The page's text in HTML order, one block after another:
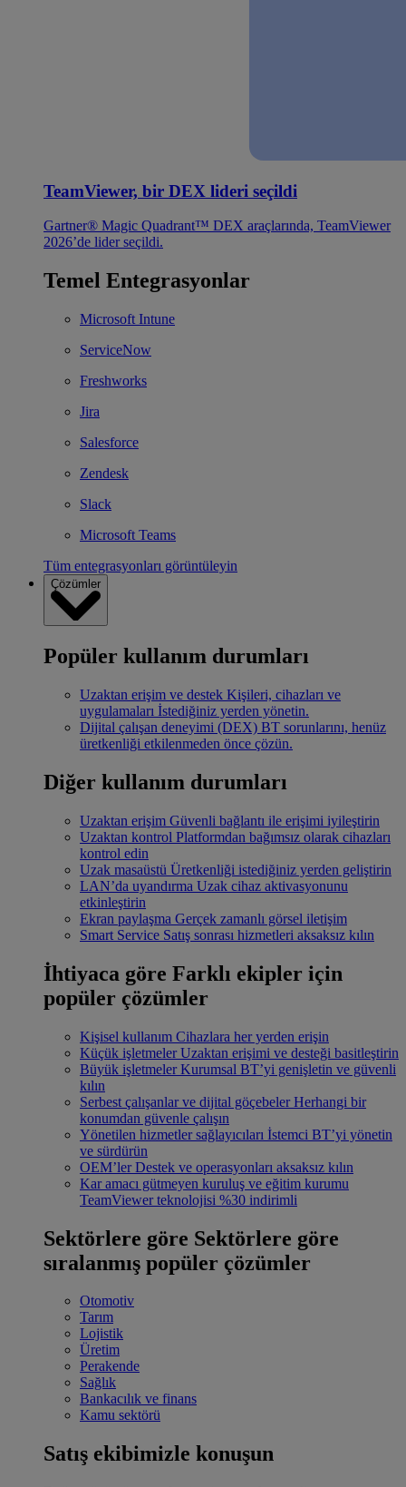
TeamViewer, bir DEX lideri seçildi
Gartner® Magic Quadrant™ DEX araçlarında, TeamViewer
2026’de lider seçildi.
Temel Entegrasyonlar
Microsoft Intune
ServiceNow
Freshworks
Jira
Salesforce
Zendesk
Slack
Microsoft Teams
Tüm entegrasyonları görüntüleyin
Çözümler
Popüler kullanım durumları
Uzaktan erişim ve destek Kişileri, cihazları ve
uygulamaları İstediğiniz yerden yönetin.
Dijital çalışan deneyimi (DEX) BT sorunlarını, henüz
üretkenliği etkilenmeden önce çözün.
Diğer kullanım durumları
Uzaktan erişim Güvenli bağlantı ile erişimi iyileştirin
Uzaktan kontrol Platformdan bağımsız olarak cihazları
kontrol edin
Uzak masaüstü Üretkenliği istediğiniz yerden geliştirin
LAN’da uyandırma Uzak cihaz aktivasyonunu
etkinleştirin
Ekran paylaşma Gerçek zamanlı görsel iletişim
Smart Service Satış sonrası hizmetleri aksaksız kılın
İhtiyaca göre Farklı ekipler için
popüler çözümler
Kişisel kullanım Cihazlara her yerden erişin
Küçük işletmeler Uzaktan erişimi ve desteği basitleştirin
Büyük işletmeler Kurumsal BT’yi genişletin ve güvenli
kılın
Serbest çalışanlar ve dijital göçebeler Herhangi bir
konumdan güvenle çalışın
Yönetilen hizmetler sağlayıcıları İstemci BT’yi yönetin
ve sürdürün
OEM’ler Destek ve operasyonları aksaksız kılın
Kar amacı gütmeyen kuruluş ve eğitim kurumu
TeamViewer teknolojisi %30 indirimli
Sektörlere göre Sektörlere göre
sıralanmış popüler çözümler
Otomotiv
Tarım
Lojistik
Üretim
Perakende
Sağlık
Bankacılık ve finans
Kamu sektörü
Satış ekibimizle konuşun